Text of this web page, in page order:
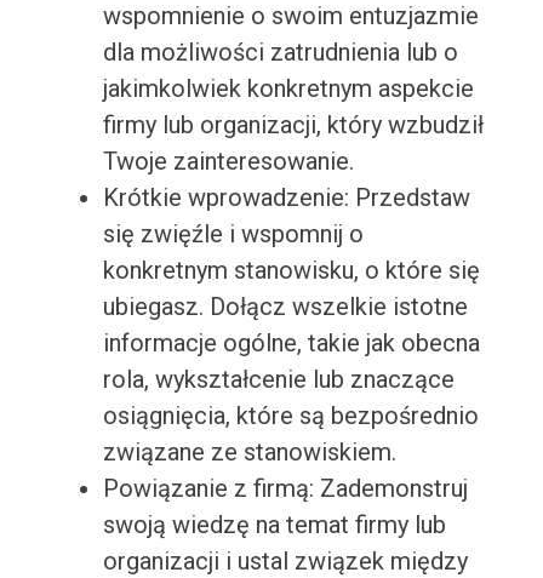
wspomnienie o swoim entuzjazmie
dla możliwości zatrudnienia lub o
jakimkolwiek konkretnym aspekcie
firmy lub organizacji, który wzbudził
Twoje zainteresowanie.
Krótkie wprowadzenie: Przedstaw
się zwięźle i wspomnij o
konkretnym stanowisku, o które się
ubiegasz. Dołącz wszelkie istotne
informacje ogólne, takie jak obecna
rola, wykształcenie lub znaczące
osiągnięcia, które są bezpośrednio
związane ze stanowiskiem.
Powiązanie z firmą: Zademonstruj
swoją wiedzę na temat firmy lub
organizacji i ustal związek między